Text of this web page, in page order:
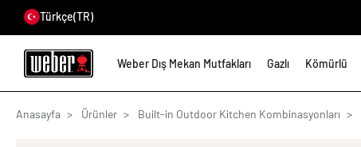
Türkçe(TR)
Weber Dış Mekan Mutfakları Gazlı Kömürlü
Anasayfa Ürünler Built-in Outdoor Kitchen Kombinasyonları